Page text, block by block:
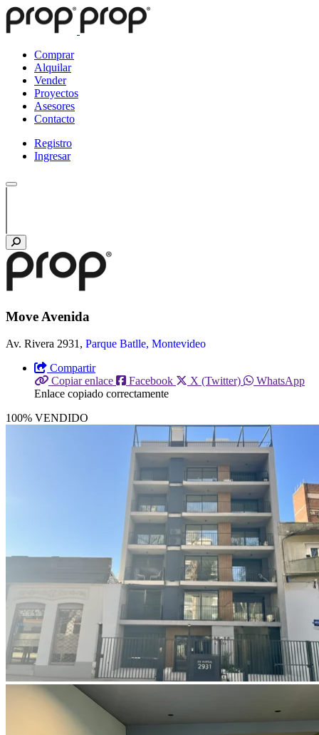
Comprar
Alquilar
Vender
Proyectos
Asesores
Contacto
Registro
Ingresar
Move Avenida
Av. Rivera 2931, Parque Batlle, Montevideo
Compartir
Copiar enlace
Facebook X (Twitter)
WhatsApp
Enlace copiado correctamente
100% VENDIDO